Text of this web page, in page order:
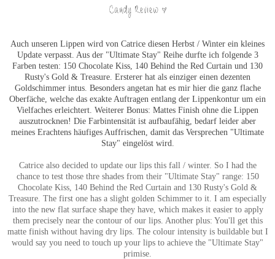
Auch unseren Lippen wird von Catrice diesen Herbst / Winter ein kleines
Update verpasst. Aus der "Ultimate Stay" Reihe durfte ich folgende 3
Farben testen: 150 Chocolate Kiss, 140 Behind the Red Curtain und 130
Rusty's Gold & Treasure. Ersterer hat als einziger einen dezenten
Goldschimmer intus. Besonders angetan hat es mir hier die ganz flache
Oberfäche, welche das exakte Auftragen entlang der Lippenkontur um ein
Vielfaches erleichtert. Weiterer Bonus: Mattes Finish ohne die Lippen
auszutrocknen! Die Farbintensität ist aufbaufähig, bedarf leider aber
meines Erachtens häufiges Auffrischen, damit das Versprechen "Ultimate
Stay" eingelöst wird.
Catrice also decided to update our lips this fall / winter. So I had the
chance to test those thre shades from their "Ultimate Stay" range: 150
Chocolate Kiss, 140 Behind the Red Curtain and 130 Rusty's Gold &
Treasure. The first one has a slight golden Schimmer to it. I am especially
into the new flat surface shape they have, which makes it easier to apply
them precisely near the contour of our lips. Another plus: You'll get this
matte finish without having dry lips. The colour intensity is buildable but I
would say you need to touch up your lips to achieve the "Ultimate Stay"
primise.